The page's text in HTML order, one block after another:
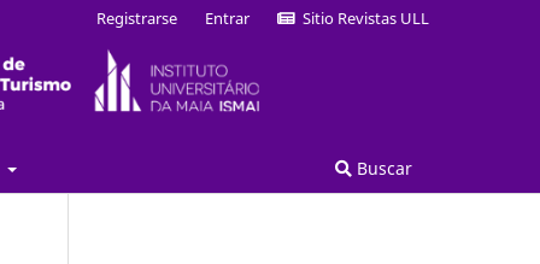
Buscar
Registrarse Entrar Sitio Revistas ULL